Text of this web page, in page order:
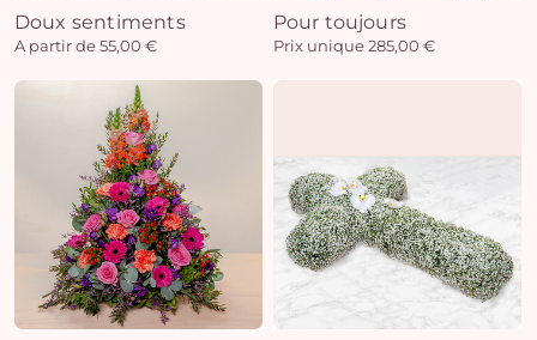
Doux sentiments
A partir de 55,00 €
Pour toujours
Prix unique 285,00 €